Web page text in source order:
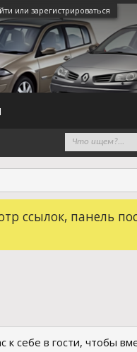
или зарегистрироваться
ссылок, панель
себе в гости, чтобы